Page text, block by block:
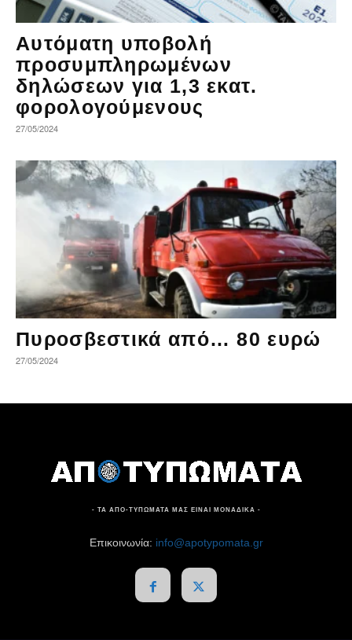
Αυτόματη υποβολή
προσυμπληρωμένων
δηλώσεων για 1,3 εκατ.
φορολογούμενους
27/05/2024
Πυροσβεστικά από… 80 ευρώ
27/05/2024
- ΤΑ ΑΠΟ-ΤΥΠΩΜΑΤΑ ΜΑΣ ΕΙΝΑΙ ΜΟΝΑΔΙΚΑ -
Επικοινωνία: info@apotypomata.gr